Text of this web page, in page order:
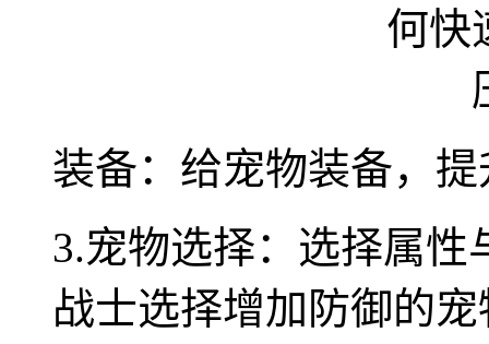
装备：给宠物装备，
3.宠物选择：选择属
战士选择增加防御的